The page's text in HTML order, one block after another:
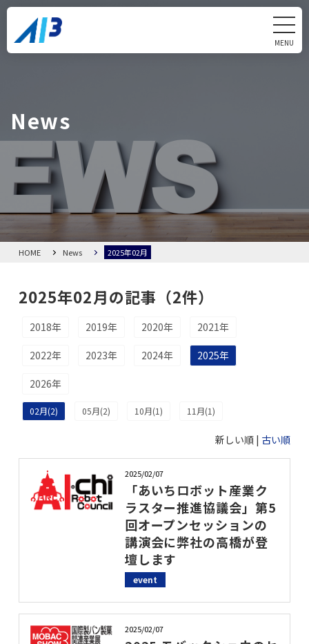
MENU
News
CLOSE
News
Alliom
製品・サービス
FAQ
お問い合わせ
HOME News 2025年02月
2025年02月の記事（2件）
2018年 2019年 2020年 2021年
2022年 2023年 2024年 2025年
2026年
02月(2) 05月(2) 10月(1) 11月(1)
新しい順 | 古い順
2025/02/07
「あいちロボット産業ク
ラスター推進協議会」第5
回オープンセッションの
講演会に弊社の高橋が登
壇します
event
2025/02/07